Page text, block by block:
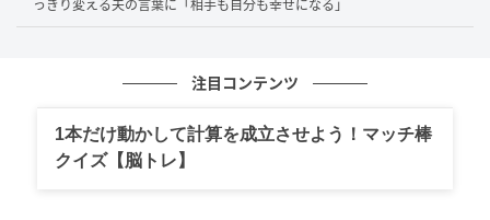
っきり変える夫の言葉に「相手も自分も幸せになる」
注目コンテンツ
1本だけ動かして計算を成立させよう！マッチ棒
クイズ【脳トレ】